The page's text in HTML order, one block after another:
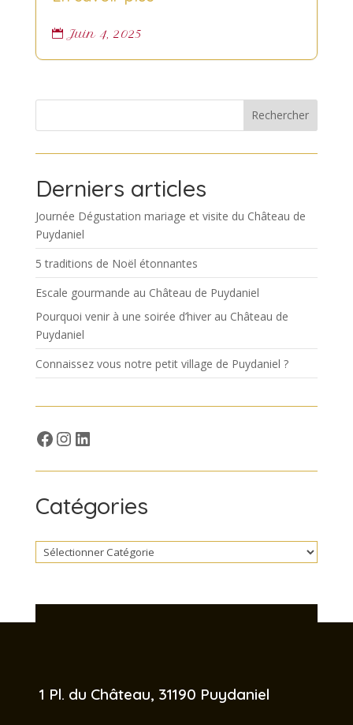
 Juin 4, 2025
Rechercher
Derniers articles
Journée Dégustation mariage et visite du Château de
Puydaniel
5 traditions de Noël étonnantes
Escale gourmande au Château de Puydaniel
Pourquoi venir à une soirée d’hiver au Château de
Puydaniel
Connaissez vous notre petit village de Puydaniel ?
Facebook
InstaLinkedIn
Catégories
1 Pl. du Château, 31190 Puydaniel